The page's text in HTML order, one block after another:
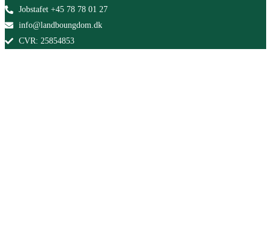
Jobstafet +45 78 78 01 27
info@landboungdom.dk
CVR: 25854853